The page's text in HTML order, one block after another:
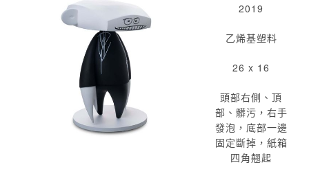
2019
乙烯基塑料
26 x 16
頭部右側、頂
部、髒污，右手
發泡，底部一邊
固定斷掉，紙箱
四角翹起